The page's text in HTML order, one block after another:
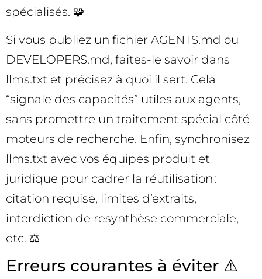
spécialisés. 🧩
Si vous publiez un fichier AGENTS.md ou
DEVELOPERS.md, faites-le savoir dans
llms.txt et précisez à quoi il sert. Cela
“signale des capacités” utiles aux agents,
sans promettre un traitement spécial côté
moteurs de recherche. Enfin, synchronisez
llms.txt avec vos équipes produit et
juridique pour cadrer la réutilisation :
citation requise, limites d’extraits,
interdiction de resynthèse commerciale,
etc. ⚖️
Erreurs courantes à éviter ⚠️